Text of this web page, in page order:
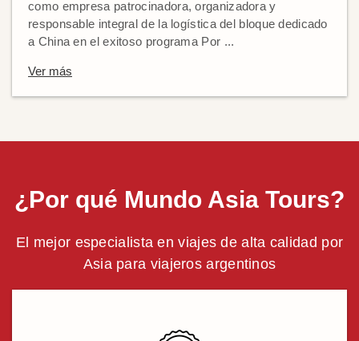
como empresa patrocinadora, organizadora y
responsable integral de la logística del bloque dedicado
a China en el exitoso programa Por ...
Ver más
¿Por qué Mundo Asia Tours?
El mejor especialista en viajes de alta calidad por
Asia para viajeros argentinos